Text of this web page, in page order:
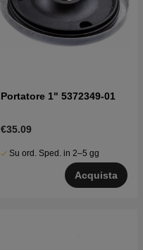
Portatore 1" 5372349-01
€35.09
Su ord. Sped. in 2–5 gg
Acquista